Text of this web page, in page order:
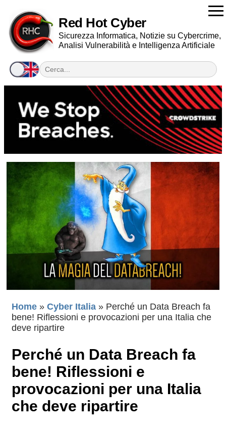
Red Hot Cyber
Sicurezza Informatica, Notizie su Cybercrime,
Analisi Vulnerabilità e Intelligenza Artificiale
Home » Cyber Italia » Perché un Data Breach fa
bene! Riflessioni e provocazioni per una Italia che
deve ripartire
Perché un Data Breach fa
bene! Riflessioni e
provocazioni per una Italia
che deve ripartire